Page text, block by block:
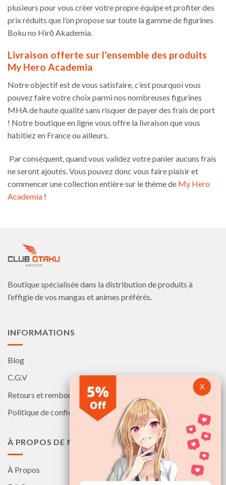
plusieurs pour vous créer votre propre équipe et profiter des
prix réduits que l’on propose sur toute la gamme de figurines
Boku no Hirō Akademia.
Livraison offerte sur l’ensemble des produits
My Hero Academia
Notre objectif est de vous satisfaire, c’est pourquoi vous
pouvez faire votre choix parmi nos nombreuses figurines
MHA de haute qualité sans risquer de payer des frais de port
! Notre boutique en ligne vous offre la livraison que vous
habitiez en France ou ailleurs.
Par conséquent, quand vous validez votre panier aucuns frais
ne seront ajoutés. Vous pouvez donc vous faire plaisir et
commencer une collection entière sur le thème de My Hero
Academia !
Boutique spécialisée dans la distribution de produits à
l’effigie de vos mangas et animes préférés.
INFORMATIONS
Blog
C.G.V
Retours et remboursements
Politique de confidentialité
À PROPOS DE NOUS
À Propos